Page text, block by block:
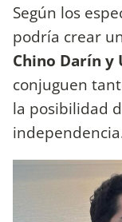
Según los
podría crear
Chino Darín y
conjuguen
la posibilidad